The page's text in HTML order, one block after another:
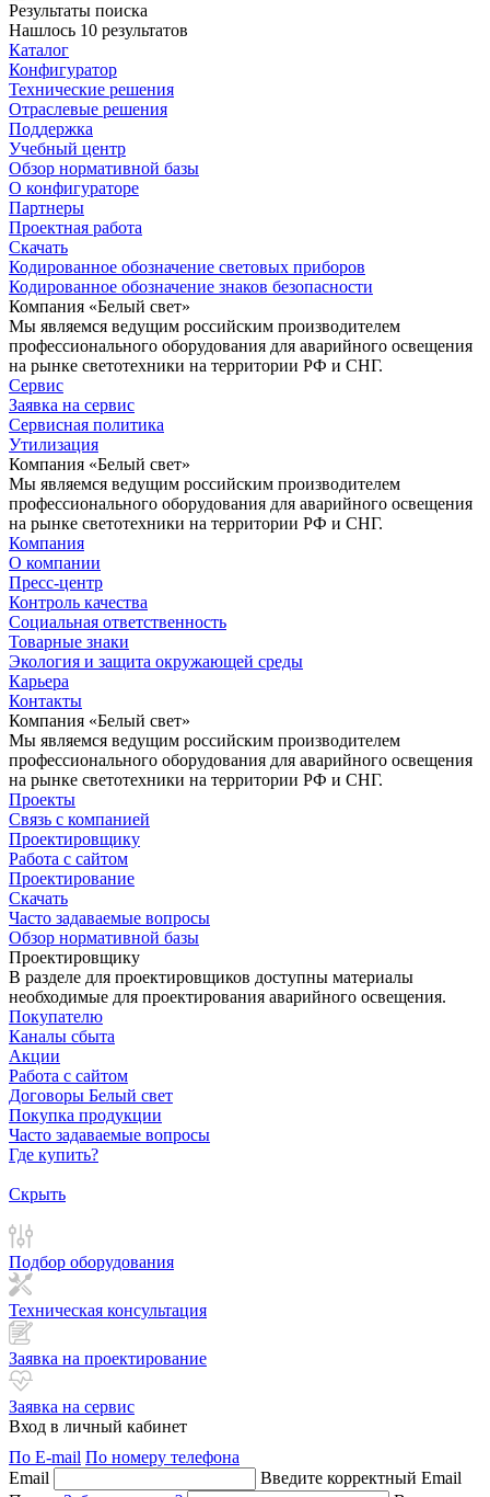
Результаты поиска
Нашлось 10 результатов
Каталог
Конфигуратор
Технические решения
Отраслевые решения
Поддержка
Учебный центр
Обзор нормативной базы
О конфигураторе
Партнеры
Проектная работа
Скачать
Кодированное обозначение световых приборов
Кодированное обозначение знаков безопасности
Компания «Белый свет»
Мы являемся ведущим российским производителем
профессионального оборудования для аварийного освещения
на рынке светотехники на территории РФ и СНГ.
Сервис
Заявка на сервис
Сервисная политика
Утилизация
Компания «Белый свет»
Мы являемся ведущим российским производителем
профессионального оборудования для аварийного освещения
на рынке светотехники на территории РФ и СНГ.
Компания
О компании
Пресс-центр
Контроль качества
Социальная ответственность
Товарные знаки
Экология и защита окружающей среды
Карьера
Контакты
Компания «Белый свет»
Мы являемся ведущим российским производителем
профессионального оборудования для аварийного освещения
на рынке светотехники на территории РФ и СНГ.
Проекты
Связь с компанией
Проектировщику
Работа с сайтом
Проектирование
Скачать
Часто задаваемые вопросы
Обзор нормативной базы
Проектировщику
В разделе для проектировщиков доступны материалы
необходимые для проектирования аварийного освещения.
Покупателю
Каналы сбыта
Акции
Работа с сайтом
Договоры Белый свет
Покупка продукции
Часто задаваемые вопросы
Где купить?
Скрыть
Подбор оборудования
Техническая консультация
Заявка на проектирование
Заявка на сервис
Вход в личный кабинет
По E-mail По номеру телефона
Email
Введите корректный Email